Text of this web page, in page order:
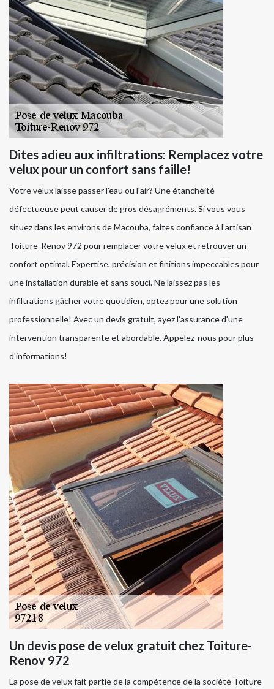
Dites adieu aux infiltrations: Remplacez votre
velux pour un confort sans faille!
Votre velux laisse passer l'eau ou l'air? Une étanchéité
défectueuse peut causer de gros désagréments. Si vous vous
situez dans les environs de Macouba, faites confiance à l’artisan
Toiture-Renov 972 pour remplacer votre velux et retrouver un
confort optimal. Expertise, précision et finitions impeccables pour
une installation durable et sans souci. Ne laissez pas les
infiltrations gâcher votre quotidien, optez pour une solution
professionnelle! Avec un devis gratuit, ayez l'assurance d'une
intervention transparente et abordable. Appelez-nous pour plus
d'informations!
Un devis pose de velux gratuit chez Toiture-
Renov 972
La pose de velux fait partie de la compétence de la société Toiture-